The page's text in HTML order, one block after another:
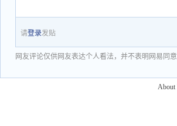
请登录发贴
网友评论仅供网友表达个人看法，并不表明网易同
About